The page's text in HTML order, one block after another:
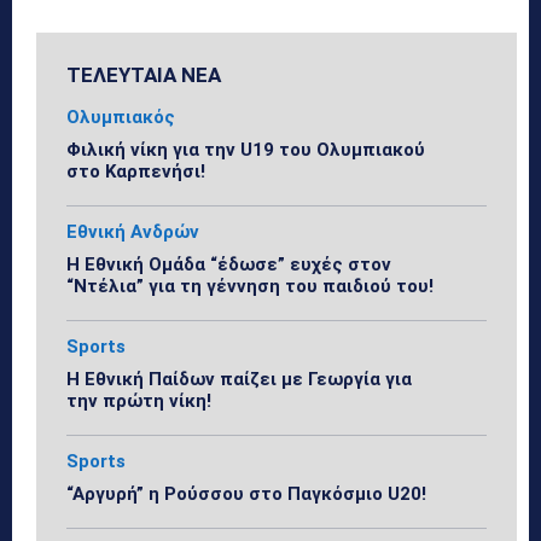
ΤΕΛΕΥΤΑΙΑ ΝΕΑ
Ολυμπιακός
Φιλική νίκη για την U19 του Ολυμπιακού
στο Καρπενήσι!
Εθνική Ανδρών
Η Εθνική Ομάδα “έδωσε” ευχές στον
“Ντέλια” για τη γέννηση του παιδιού του!
Sports
Η Εθνική Παίδων παίζει με Γεωργία για
την πρώτη νίκη!
Sports
“Αργυρή” η Ρούσσου στο Παγκόσμιο U20!